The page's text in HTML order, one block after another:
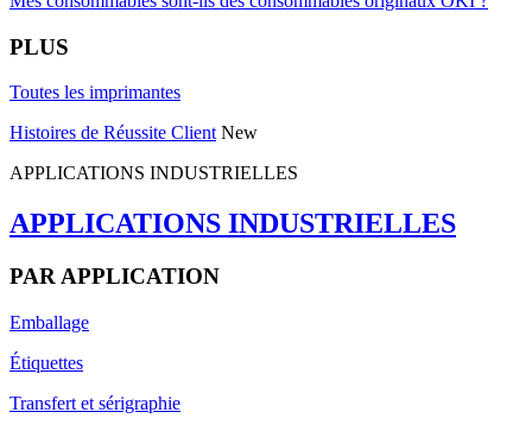
PLUS
Toutes les imprimantes
Histoires de Réussite Client New
APPLICATIONS INDUSTRIELLES
APPLICATIONS INDUSTRIELLES
PAR APPLICATION
Emballage
Étiquettes
Transfert et sérigraphie